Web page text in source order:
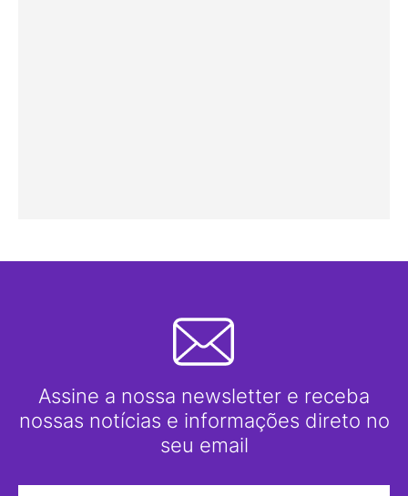
Assine a nossa newsletter e receba
nossas notícias e informações direto no
seu email